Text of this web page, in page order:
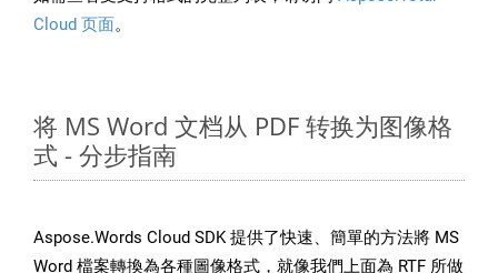
Cloud 页面。
将 MS Word 文档从 PDF 转换为图像格
式 - 分步指南
Aspose.Words Cloud SDK 提供了快速、簡單的方法將 MS
Word 檔案轉換為各種圖像格式，就像我們上面為 RTF 所做